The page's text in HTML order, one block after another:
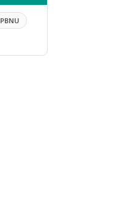
PBNU